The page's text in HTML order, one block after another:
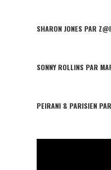
SHARON JONES PAR
SONNY ROLLINS PAR
PEIRANI & PARISIEN